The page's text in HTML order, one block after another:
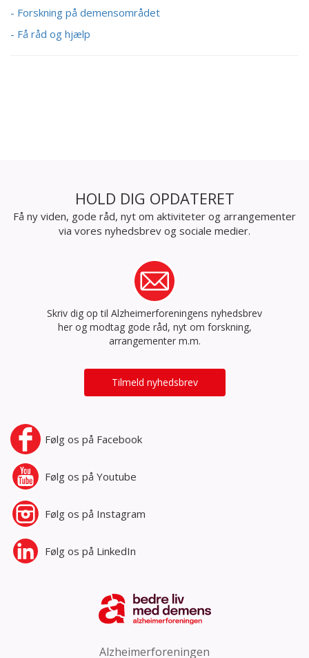
- Forskning på demensområdet
- Få råd og hjælp
HOLD DIG OPDATERET
Få ny viden, gode råd, nyt om aktiviteter og arrangementer
via vores nyhedsbrev og sociale medier.
Skriv dig op til Alzheimerforeningens nyhedsbrev
her og modtag gode råd, nyt om forskning,
arrangementer m.m.
Tilmeld nyhedsbrev
Følg os på Facebook
Følg os på Youtube
Følg os på Instagram
Følg os på LinkedIn
Alzheimerforeningen